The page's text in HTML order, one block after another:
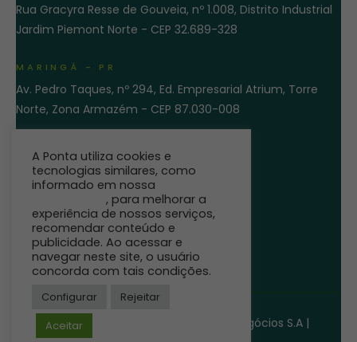
Rua Gracyra Resse de Gouveia, nº 1.008, Distrito Industrial
Jardim Piemont Norte - CEP 32.689-328
MARINGÁ - PR
Av. Pedro Taques, nº 294, Ed. Empresarial Atrium, Torre
Norte, Zona Armazém - CEP 87.030-008
Ponta Agro.Direitos reservados
Pro-eficiência Solução para Agronegócios S.A |
A Ponta utiliza cookies e
tecnologias similares, como
informado em nossa
, para melhorar a
experiência de nossos serviços,
recomendar conteúdo e
publicidade. Ao acessar e
navegar neste site, o usuário
concorda com tais condições.
Configurar
Rejeitar
Aceitar